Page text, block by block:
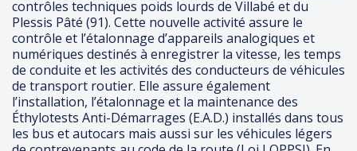
contrôles techniques poids lourds de Villabé et du
Plessis Pâté (91). Cette nouvelle activité assure le
contrôle et l’étalonnage d’appareils analogiques et
numériques destinés à enregistrer la vitesse, les temps
de conduite et les activités des conducteurs de véhicules
de transport routier. Elle assure également
l’installation, l’étalonnage et la maintenance des
Éthylotests Anti-Démarrages (E.A.D.) installés dans tous
les bus et autocars mais aussi sur les véhicules légers